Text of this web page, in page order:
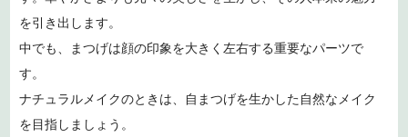
を引き出します。
中でも、まつげは顔の印象を大きく左右する重要なパーツで
す。
ナチュラルメイクのときは、自まつげを生かした自然なメイク
を目指しましょう。